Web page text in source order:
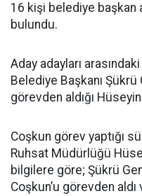
16 kişi belediye başkan
bulundu.
Aday adayları
Belediye Başkanı Şükrü
görevden aldığı
Coşkun görev yaptığı
Ruhsat Müdürlüğü
bilgilere göre; Şükrü
Coşkun’u görevden